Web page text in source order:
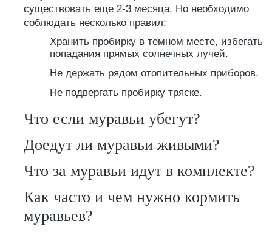
существовать еще 2-3 месяца. Но необходимо
соблюдать несколько правил:
Хранить пробирку в темном месте, избегать
попадания прямых солнечных лучей.
Не держать рядом отопительных приборов.
Не подвергать пробирку тряске.
Что если муравьи убегут?
Доедут ли муравьи живыми?
Что за муравьи идут в комплекте?
Как часто и чем нужно кормить
муравьев?